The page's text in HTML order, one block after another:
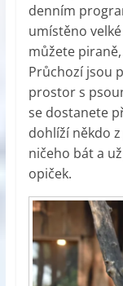
denním
umístěno
můžete
Průchozí jsou
prostor s
se dostanete
dohlíží někdo
ničeho bát a
opiček.